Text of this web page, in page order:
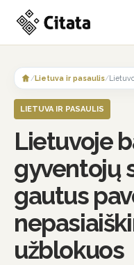
content
/Lietuva ir pasaulis/
LIETUVA IR PASAULIS
Lietuvoje
gyventojų
gautus
užblokuos